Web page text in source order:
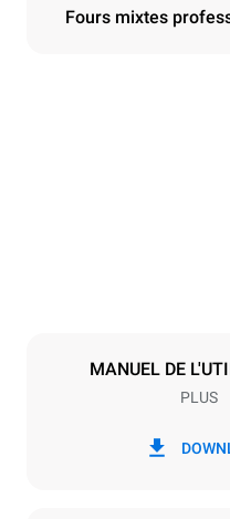
Fours mixtes
MANUEL DE
PLUS